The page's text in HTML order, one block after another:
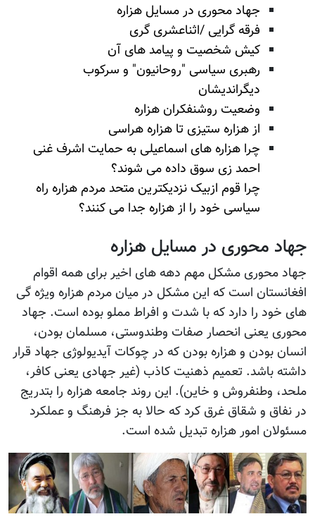
جهاد محوری در مسایل هزاره
فرقه گرایی /اثناعشری گری
کیش شخصیت و پیامد های آن
رهبری سیاسی "روحانیون" و سرکوب
دیگراندیشان
وضعیت روشنفکران هزاره
از هزاره ستیزی تا هزاره هراسی
چرا هزاره های اسماعیلی به حمایت اشرف غنی
احمد زی سوق داده می شوند؟
چرا قوم ازبیک نزدیکترین متحد مردم هزاره راه
سیاسی خود را از هزاره جدا می کنند؟
جهاد محوری در مسایل هزاره
جهاد محوری مشکل مهم دهه های اخیر برای همه اقوام
افغانستان است که این مشکل در میان مردم هزاره ویژه گی
های خود را دارد که با شدت و افراط مملو بوده است. جهاد
محوری یعنی انحصار صفات وطندوستی، مسلمان بودن،
انسان بودن و هزاره بودن که در چوکات آیدیولوژی جهاد قرار
داشته باشد. تعمیم ذهنیت کاذب (غیر جهادی یعنی کافر،
ملحد، وطنفروش و خاین). این روند جامعه هزاره را بتدریج
در نفاق و شقاق غرق کرد که حالا به جز فرهنگ و عملکرد
مسئولان امور هزاره تبدیل شده است.